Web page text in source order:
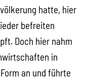
hatte, hier
befreiten
Doch hier nahm
in
an und führte